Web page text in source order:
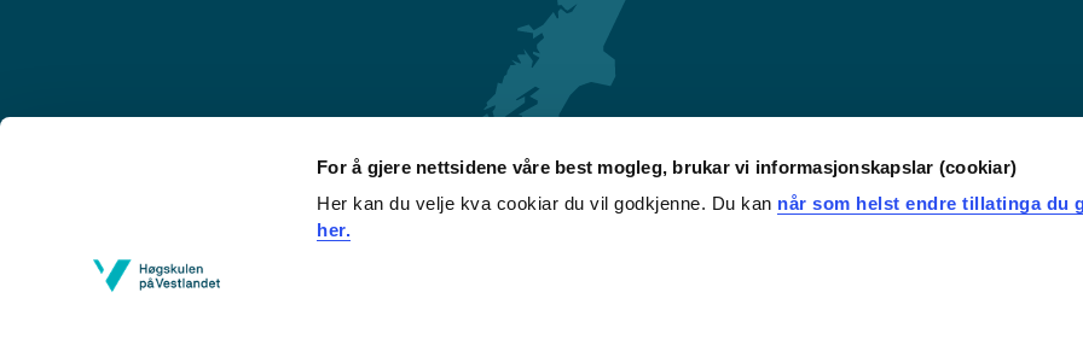
For å gjere nettsidene våre best mogleg, brukar vi informasjonskapslar (cookiar)
Her kan du velje kva cookiar du vil godkjenne. Du kan når som helst endre tillatinga du
her.